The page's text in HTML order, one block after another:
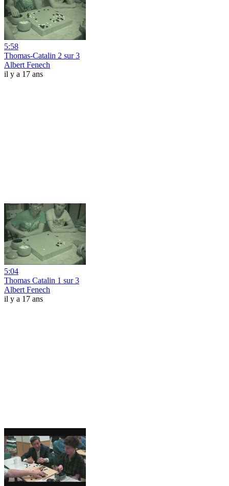
5:58
Thomas-Catalin 2 sur 3
Albert Fenech
il y a 17 ans
5:04
Thomas Catalin 1 sur 3
Albert Fenech
il y a 17 ans